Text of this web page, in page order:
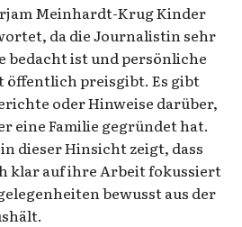
Meinhardt-Krug Kinder
da die Journalistin sehr
bedacht ist und persönliche
preisgibt. Es gibt
oder Hinweise darüber,
eine Familie gegründet hat.
dieser Hinsicht zeigt, dass
klar auf ihre Arbeit fokussiert
bewusst aus der